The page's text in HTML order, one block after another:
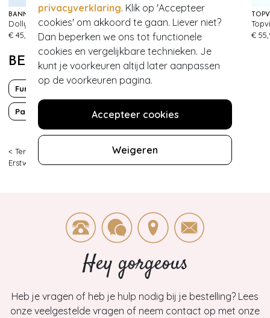
privacyverklaring. Klik op 'Accepteer
cookies' om akkoord te gaan. Liever niet?
Dan beperken we ons tot functionele
cookies en vergelijkbare technieken. Je
kunt je voorkeuren altijd later aanpassen
op de voorkeuren pagina.
Accepteer cookies
Weigeren
BANNED RETRO
Dolly vest in lichtblauw
€ 45,95
706
GLAMOUR BUNNY
Topvintage exclusive ~ Marilyn swing jurk in bumblebee geel
€ 149,95 € 74,95 €
BEKIJK MEER VAN
Fun
Parel
< Terug Accessoires >Broches
Erstwilder >1
Hey gorgeous
Heb je vragen of heb je hulp nodig bij je bestelling? Lees
onze veelgestelde vragen of neem contact op met onze